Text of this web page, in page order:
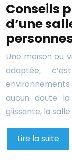
Conseils
d’une
Une maison où
adaptée,
aucun doute
glissante, la salle
Lire la suite